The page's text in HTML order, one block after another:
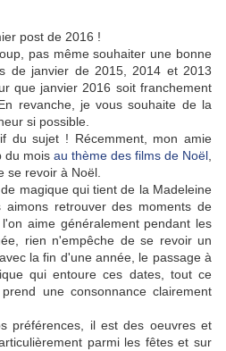
post de 2016 !
pas même souhaiter une bonne
de janvier de 2015, 2014 et 2013
que janvier 2016 soit franchement
revanche, je vous souhaite de la
si possible.
du sujet ! Récemment, mon amie
du mois au thème des films de Noël
se revoir à Noël.
magique qui tient de la Madeleine
retrouver des moments de
aime généralement pendant les
rien n'empêche de se revoir un
la fin d'une année, le passage à
qui entoure ces dates, tout ce
une consonnance clairement
préférences, il est des oeuvres et
parmi les fêtes et sur